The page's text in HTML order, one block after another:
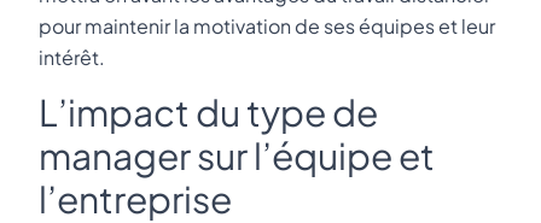
pour maintenir la motivation de ses équipes et leur
intérêt.
L’impact du type de
manager sur l’équipe et
l’entreprise